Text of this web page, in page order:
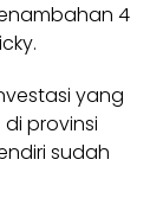
4
yang
provinsi
sudah